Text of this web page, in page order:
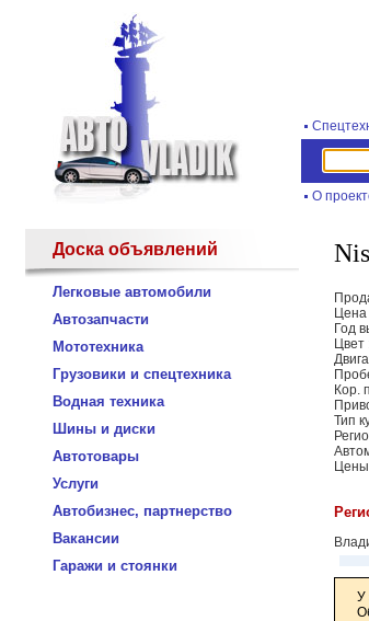
О
Доска объявлений
Легковые автомобили
Автозапчасти
Мототехника
Грузовики и спецтехника
Водная техника
Шины и диски
Автотовары
Услуги
Автобизнес, партнерство
Вакансии
Гаражи и стоянки
Цена
Год
Цвет
Кор.
Тип
У